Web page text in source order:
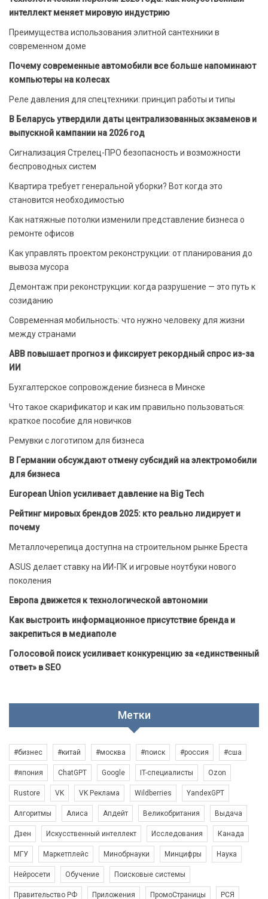
интеллект меняет мировую индустрию
Преимущества использования элитной сантехники в
современном доме
Почему современные автомобили все больше напоминают
компьютеры на колесах
Реле давления для спецтехники: принцип работы и типы
В Беларусь утвердили даты централизованных экзаменов и
выпускной кампании на 2026 год
Сигнализация Стрелец-ПРО безопасность и возможности
беспроводных систем
Квартира требует генеральной уборки? Вот когда это
становится необходимостью
Как натяжные потолки изменили представление бизнеса о
ремонте офисов
Как управлять проектом реконструкции: от планирования до
вывоза мусора
Демонтаж при реконструкции: когда разрушение — это путь к
созиданию
Современная мобильность: что нужно человеку для жизни
между странами
ABB повышает прогноз и фиксирует рекордный спрос из-за
ИИ
Бухгалтерское сопровождение бизнеса в Минске
Что такое скарификатор и как им правильно пользоваться:
краткое пособие для новичков
Ремувки с логотипом для бизнеса
В Германии обсуждают отмену субсидий на электромобили
для бизнеса
European Union усиливает давление на Big Tech
Рейтинг мировых брендов 2025: кто реально лидирует и
почему
Металлочерепица доступна на строительном рынке Бреста
ASUS делает ставку на ИИ-ПК и игровые ноутбуки нового
поколения
Европа движется к технологической автономии
Как выстроить информационное присутствие бренда и
закрепиться в медиаполе
Голосовой поиск усиливает конкуренцию за «единственный
ответ» в SEO
Метки
#бизнес #китай #москва #поиск #россия #сша
#япония ChatGPT Google IT-специалисты Ozon
Rustore VK VK Реклама Wildberries YandexGPT
Алгоритмы Алиса Апдейт Великобритания Выдача
Дзен Искусственный интеллект Исследования Канада
МГУ Маркетплейс Минобрнауки Минцифры Наука
Нейросети Обучение Поисковые системы
Правительство РФ Приложения ПромоСтраницы РСЯ